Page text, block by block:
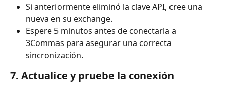
Si anteriormente eliminó la clave API, cree una
nueva en su exchange.
Espere 5 minutos antes de conectarla a
3Commas para asegurar una correcta
sincronización.
7. Actualice y pruebe la conexión